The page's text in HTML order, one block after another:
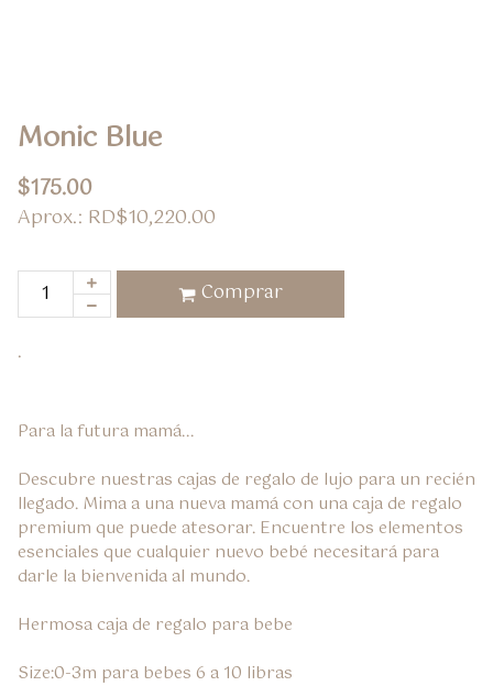
Monic Blue
$175.00
Aprox.: RD$10,220.00
Comprar
.
Para la futura mamá...
Descubre nuestras cajas de regalo de lujo para un recién
llegado. Mima a una nueva mamá con una caja de regalo
premium que puede atesorar. Encuentre los elementos
esenciales que cualquier nuevo bebé necesitará para
darle la bienvenida al mundo.
Hermosa caja de regalo para bebe
Size:0-3m para bebes 6 a 10 libras